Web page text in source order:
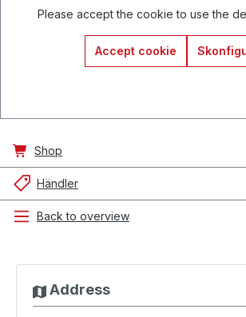
Please accept the cookie to use the
Accept cookie
Shop
Händler
Back to overview
Address